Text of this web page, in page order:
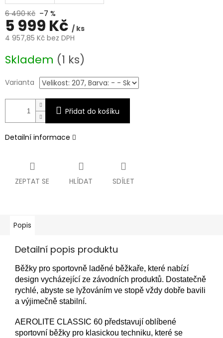
6 490 Kč –7 %
5 999 Kč / ks
4 957,85 Kč bez DPH
cena:
Skladem (1 ks)
Varianta
Přidat do košíku
Detailní informace
ZEPTAT SE HLÍDAT SDÍLET
Popis
Detailní popis produktu
Běžky pro sportovně laděné běžkaře, které nabízí
design vycházející ze závodních produktů. Dostatečně
rychlé, abyste se lyžováním ve stopě vždy dobře bavili
a výjimečně stabilní.
AEROLITE CLASSIC 60 představují oblíbené
sportovní běžky pro klasickou techniku, které se